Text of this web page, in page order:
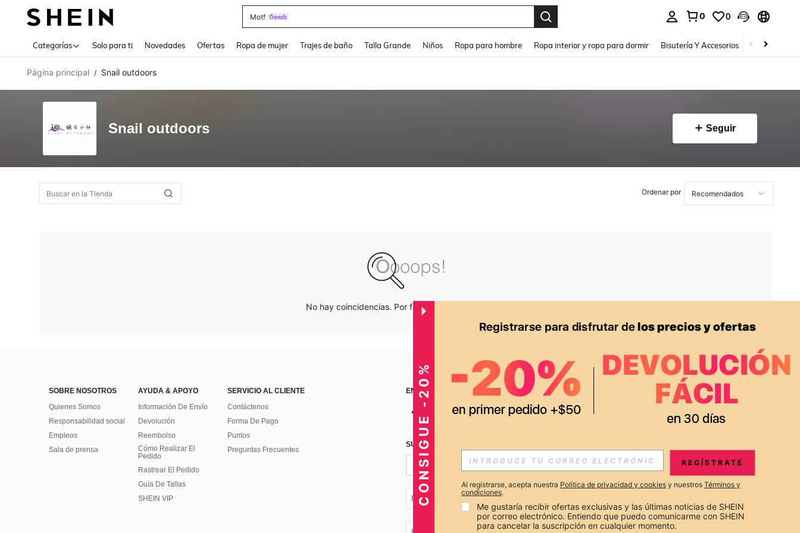
Motf
0 0
Categorías Solo para ti Novedades Ofertas Ropa de mujer Trajes de baño Talla Grande Niños Ropa para hombre Ropa interior y ropa para dormir Bisutería Y Accesorios Zapatos
Página principal / Snail outdoors
Snail outdoors Seguir
Ordenar por
No hay coincidencias. Por favor inténtalo de nuevo.
SOBRE NOSOTROS
Quienes Somos
Responsabilidad social
Empleos
Sala de prensa
AYUDA & APOYO
Información De Envío
Devolución
Reembolso
Cómo Realizar El
Pedido
Rastrear El Pedido
Guía De Tallas
SHEIN VIP
SERVICIO AL CLIENTE
Contáctenos
Forma De Pago
Puntos
Preguntas Frecuentes
ENCUÉNTRANOS EN APP
SUSCRÍBETE PARA RECIBIR OFERTAS EXCLUSIVAS, PROMOCIONES Y NOTICIAS DE SHEIN
Suscribir
EC + 593
CONSIGUE -20% REGÍSTRATE
Al registrarse, acepta nuestra Política de privacidad y cookies y nuestros Términos y
condiciones.
Me gustaría recibir ofertas exclusivas y las últimas noticias de SHEIN
por correo electrónico. Entiendo que puedo comunicarme con SHEIN
para cancelar la suscripción en cualquier momento.